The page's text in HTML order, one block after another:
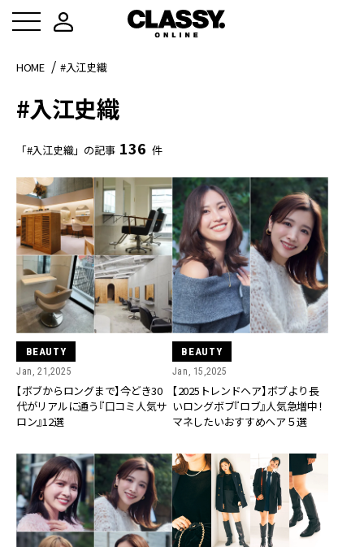
HOME #入江史織
#入江史織
「#入江史織」の記事 136 件
BEAUTY
Jan, 21,2025
【ボブからロングまで】今どき30
代がリアルに通う『口コミ人気サ
ロン』12選
BEAUTY
Jan, 15,2025
【2025トレンドヘア】ボブより長
いロングボブ『ロブ』人気急増中！
マネしたいおすすめヘア５選